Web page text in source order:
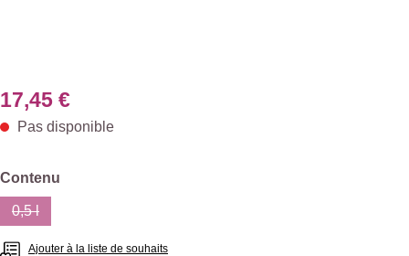
17,45 €
Pas disponible
Sélectionnez
Contenu
0,5 l
Ajouter à la liste de souhaits